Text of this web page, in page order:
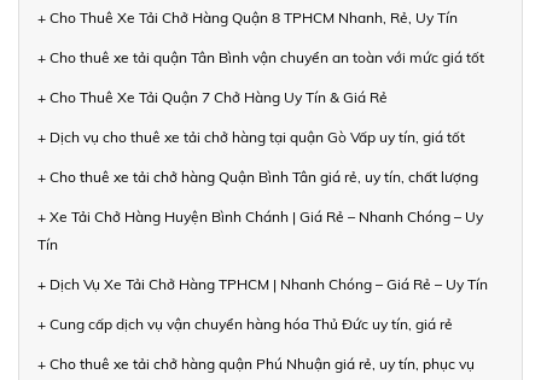
+ Cho Thuê Xe Tải Chở Hàng Quận 8 TPHCM Nhanh, Rẻ, Uy Tín
+ Cho thuê xe tải quận Tân Bình vận chuyển an toàn với mức giá tốt
+ Cho Thuê Xe Tải Quận 7 Chở Hàng Uy Tín & Giá Rẻ
+ Dịch vụ cho thuê xe tải chở hàng tại quận Gò Vấp uy tín, giá tốt
+ Cho thuê xe tải chở hàng Quận Bình Tân giá rẻ, uy tín, chất lượng
+ Xe Tải Chở Hàng Huyện Bình Chánh | Giá Rẻ – Nhanh Chóng – Uy
Tín
+ Dịch Vụ Xe Tải Chở Hàng TPHCM | Nhanh Chóng – Giá Rẻ – Uy Tín
+ Cung cấp dịch vụ vận chuyển hàng hóa Thủ Đức uy tín, giá rẻ
+ Cho thuê xe tải chở hàng quận Phú Nhuận giá rẻ, uy tín, phục vụ